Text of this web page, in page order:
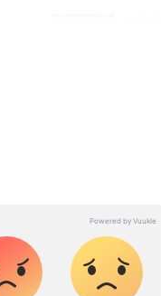
अध्यक्ष
बुनियादी ढांचे